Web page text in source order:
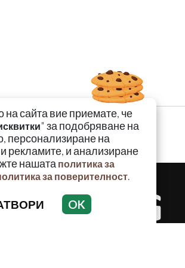
на сайта вие приемате, че
" за подобряване на
персонализиране на
рекламите, и анализиране
нашата политика за
за поверителност.
OK